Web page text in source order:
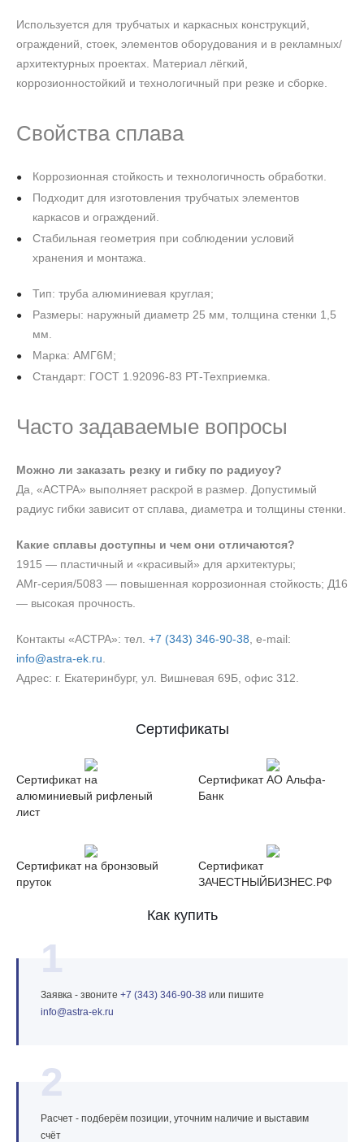
Используется для трубчатых и каркасных конструкций,
ограждений, стоек, элементов оборудования и в рекламных/
архитектурных проектах. Материал лёгкий,
коррозионностойкий и технологичный при резке и сборке.
Свойства сплава
Коррозионная стойкость и технологичность обработки.
Подходит для изготовления трубчатых элементов
каркасов и ограждений.
Стабильная геометрия при соблюдении условий
хранения и монтажа.
Тип: труба алюминиевая круглая;
Размеры: наружный диаметр 25 мм, толщина стенки 1,5
мм.
Марка: АМГ6М;
Стандарт: ГОСТ 1.92096-83 РТ-Техприемка.
Часто задаваемые вопросы
Можно ли заказать резку и гибку по радиусу?
Да, «АСТРА» выполняет раскрой в размер. Допустимый
радиус гибки зависит от сплава, диаметра и толщины стенки.
Какие сплавы доступны и чем они отличаются?
1915 — пластичный и «красивый» для архитектуры;
АМг‑серия/5083 — повышенная коррозионная стойкость; Д16
— высокая прочность.
Контакты «АСТРА»: тел. +7 (343) 346‑90‑38 , e‑mail:
info@astra-ek.ru
Адрес: г. Екатеринбург, ул. Вишневая 69Б, офис 312.
Сертификаты
Сертификат на
алюминиевый рифленый
лист
Сертификат АО Альфа-
Банк
Сертификат на бронзовый
пруток
Сертификат
ЗАЧЕСТНЫЙБИЗНЕС.РФ
Как купить
1
Заявка - звоните +7 (343) 346‑90‑38 или пишите
info@astra‑ek.ru
2
Расчет - подберём позиции, уточним наличие и выставим
счёт